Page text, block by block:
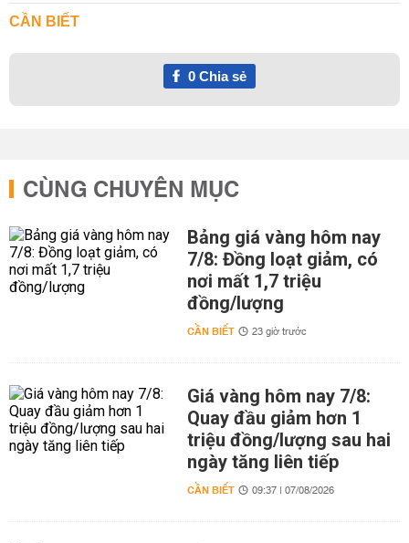
CẦN BIẾT
0Chia sẻ
CÙNG CHUYÊN MỤC
Bảng giá vàng hôm nay
7/8: Đồng loạt giảm, có
nơi mất 1,7 triệu
đồng/lượng
CẦN BIẾT 23 giờ trước
Giá vàng hôm nay 7/8:
Quay đầu giảm hơn 1
triệu đồng/lượng sau hai
ngày tăng liên tiếp
CẦN BIẾT 09:37 | 07/08/2026